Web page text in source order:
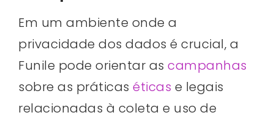
Em um ambiente onde a
privacidade dos dados é crucial, a
Funile pode orientar as campanhas
sobre as práticas éticas e legais
relacionadas à coleta e uso de